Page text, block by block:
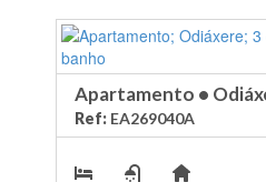
Apartamento •
Ref: EA269040A